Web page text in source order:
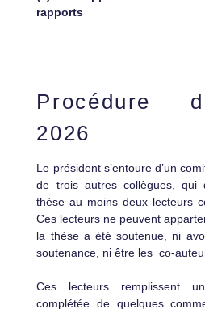
rapports
Procédure
2026
Le président s’entoure d’un
de trois autres collègues,
thèse au moins deux lecteurs
Ces lecteurs ne peuvent
la thèse a été soutenue, ni
soutenance, ni être lesco-
Ces lecteurs remplissent
complétée de quelques